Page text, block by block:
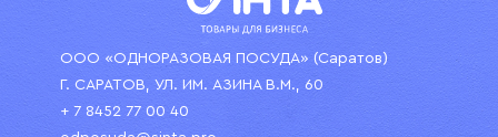
ООО «ОДНОРАЗОВАЯ ПОСУДА» (Саратов)
Г. САРАТОВ, УЛ. ИМ. АЗИНА В.М., 60
+ 7 8452 77 00 40